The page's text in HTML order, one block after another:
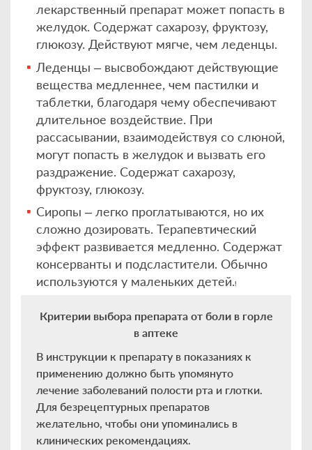
лекарственный препарат может попасть в
желудок. Содержат сахарозу, фруктозу,
глюкозу. Действуют мягче, чем леденцы.
Леденцы – высвобождают действующие
вещества медленнее, чем пастилки и
таблетки, благодаря чему обеспечивают
длительное воздействие. При
рассасывании, взаимодействуя со слюной,
могут попасть в желудок и вызвать его
раздражение. Содержат сахарозу,
фруктозу, глюкозу.
Сиропы – легко проглатываются, но их
сложно дозировать. Терапевтический
эффект развивается медленно. Содержат
консерванты и подсластители. Обычно
используются у маленьких детей.!
Критерии выбора препарата от боли в горле
в аптеке
В инструкции к препарату в показаниях к
применению должно быть упомянуто
лечение заболеваний полости рта и глотки.
Для безрецептурных препаратов
желательно, чтобы они упоминались в
клинических рекомендациях.